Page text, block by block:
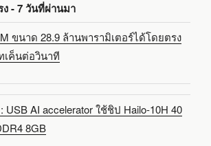
- 7 วันที่ผ่านมา
ขนาด 28.9 ล้านพารามิเตอร์ได้โดยตรง
เค็นต่อวินาที
USB AI accelerator ใช้ชิป Hailo-10H 40
8GB